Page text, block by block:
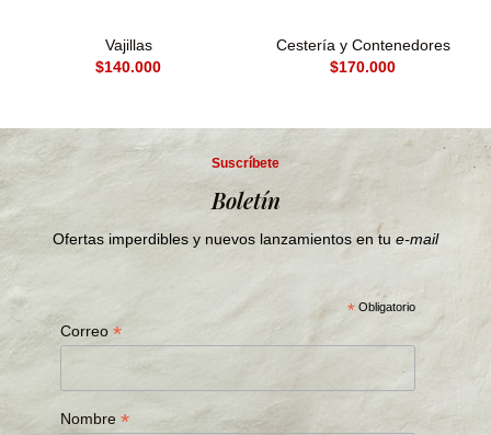
Vajillas
$
Cestería y Contenedores
$
Suscríbete
Boletín
Ofertas imperdibles y nuevos lanzamientos en tu e-mail
* Obligatorio
Correo*
Nombre*